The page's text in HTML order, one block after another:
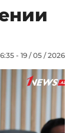
- 19 / 05 / 2026